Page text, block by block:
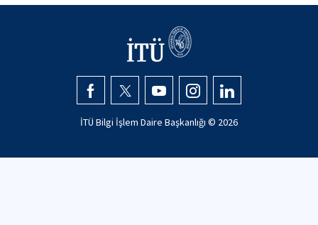
İTÜ Bilgi İşlem Daire Başkanlığı © 2026